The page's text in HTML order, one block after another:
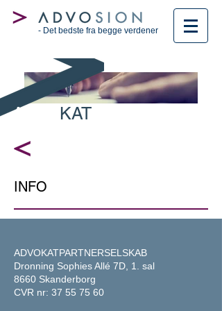
- Det bedste fra begge verdener
ADVO KAT
INFO
ADVOKATPARTNERSELSKAB
Dronning Sophies Allé 7D, 1. sal
8660 Skanderborg
CVR nr: 37 55 75 60